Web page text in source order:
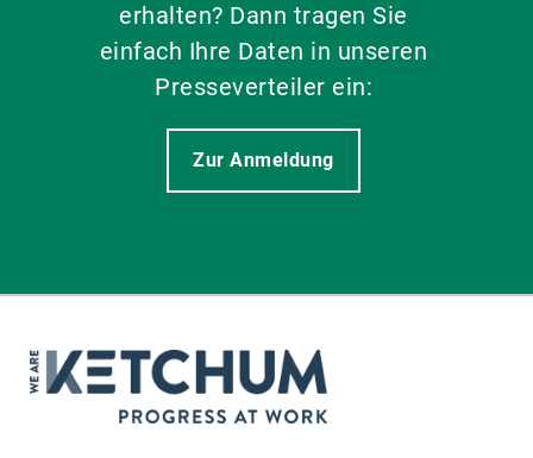
erhalten? Dann tragen Sie
einfach Ihre Daten in unseren
Presseverteiler ein:
Zur Anmeldung